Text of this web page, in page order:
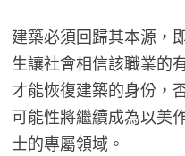
建築必須回歸其本源，
生讓社會相信該職業的
才能恢復建築的身份，
可能性將繼續成為以美
士的專屬領域。